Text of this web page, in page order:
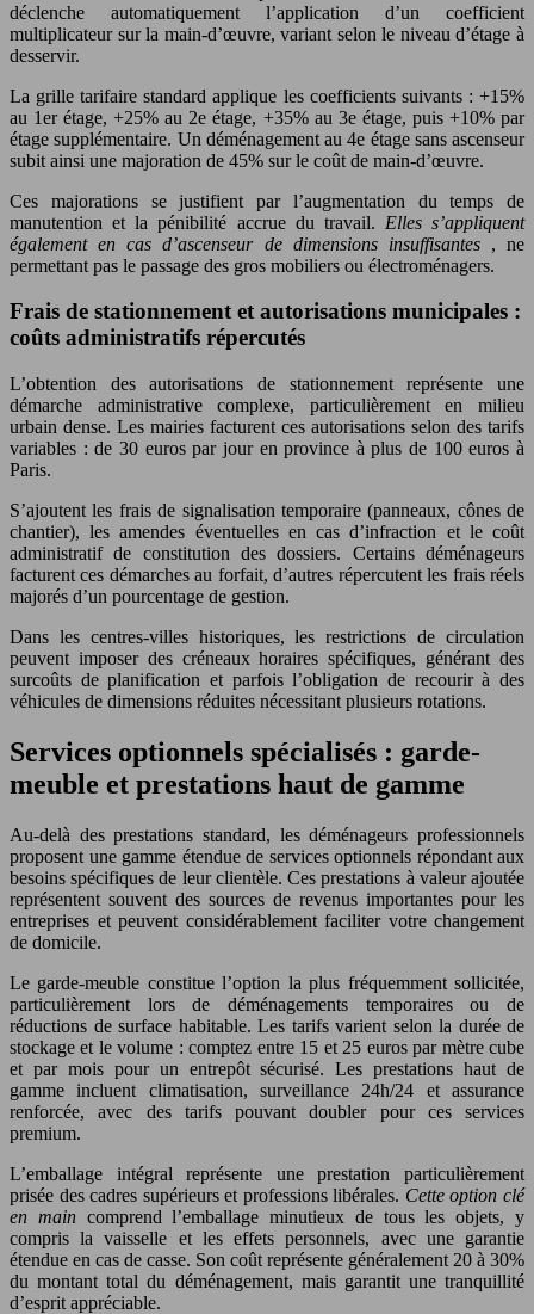
déclenche automatiquement l’application d’un coefficient
multiplicateur sur la main-d’œuvre, variant selon le niveau d’étage à
desservir.
La grille tarifaire standard applique les coefficients suivants : +15%
au 1er étage, +25% au 2e étage, +35% au 3e étage, puis +10% par
étage supplémentaire. Un déménagement au 4e étage sans ascenseur
subit ainsi une majoration de 45% sur le coût de main-d’œuvre.
Ces majorations se justifient par l’augmentation du temps de
manutention et la pénibilité accrue du travail. Elles s’appliquent
également en cas d’ascenseur de dimensions insuffisantes , ne
permettant pas le passage des gros mobiliers ou électroménagers.
Frais de stationnement et autorisations municipales :
coûts administratifs répercutés
L’obtention des autorisations de stationnement représente une
démarche administrative complexe, particulièrement en milieu
urbain dense. Les mairies facturent ces autorisations selon des tarifs
variables : de 30 euros par jour en province à plus de 100 euros à
Paris.
S’ajoutent les frais de signalisation temporaire (panneaux, cônes de
chantier), les amendes éventuelles en cas d’infraction et le coût
administratif de constitution des dossiers. Certains déménageurs
facturent ces démarches au forfait, d’autres répercutent les frais réels
majorés d’un pourcentage de gestion.
Dans les centres-villes historiques, les restrictions de circulation
peuvent imposer des créneaux horaires spécifiques, générant des
surcoûts de planification et parfois l’obligation de recourir à des
véhicules de dimensions réduites nécessitant plusieurs rotations.
Services optionnels spécialisés : garde-
meuble et prestations haut de gamme
Au-delà des prestations standard, les déménageurs professionnels
proposent une gamme étendue de services optionnels répondant aux
besoins spécifiques de leur clientèle. Ces prestations à valeur ajoutée
représentent souvent des sources de revenus importantes pour les
entreprises et peuvent considérablement faciliter votre changement
de domicile.
Le garde-meuble constitue l’option la plus fréquemment sollicitée,
particulièrement lors de déménagements temporaires ou de
réductions de surface habitable. Les tarifs varient selon la durée de
stockage et le volume : comptez entre 15 et 25 euros par mètre cube
et par mois pour un entrepôt sécurisé. Les prestations haut de
gamme incluent climatisation, surveillance 24h/24 et assurance
renforcée, avec des tarifs pouvant doubler pour ces services
premium.
L’emballage intégral représente une prestation particulièrement
prisée des cadres supérieurs et professions libérales. Cette option clé
en main comprend l’emballage minutieux de tous les objets, y
compris la vaisselle et les effets personnels, avec une garantie
étendue en cas de casse. Son coût représente généralement 20 à 30%
du montant total du déménagement, mais garantit une tranquillité
d’esprit appréciable.